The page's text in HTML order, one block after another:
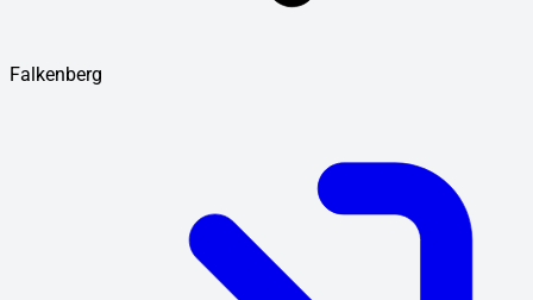
Falkenberg